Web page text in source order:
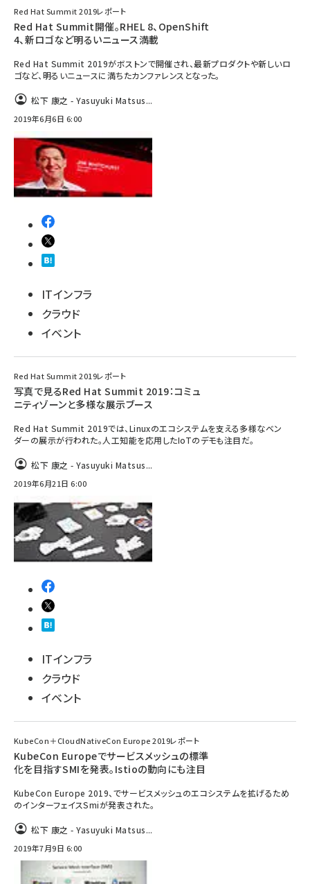
Red Hat Summit 2019レポート
Red Hat Summit開催。RHEL 8、OpenShift
4、新ロゴなど明るいニュース満載
Red Hat Summit 2019がボストンで開催され、最新プロダクトや新しいロ
ゴなど、明るいニュースに満ちたカンファレンスとなった。
松下 康之 - Yasuyuki Matsus...
2019年6月6日 6:00
ITインフラ
クラウド
イベント
Red Hat Summit 2019レポート
写真で見るRed Hat Summit 2019：コミュ
ニティゾーンと多様な展示ブース
Red Hat Summit 2019では、Linuxのエコシステムを支える多様なベン
ダーの展示が行われた。人工知能を応用したIoTのデモも注目だ。
松下 康之 - Yasuyuki Matsus...
2019年6月21日 6:00
ITインフラ
クラウド
イベント
KubeCon＋CloudNativeCon Europe 2019レポート
KubeCon Europeでサービスメッシュの標準
化を目指すSMIを発表。Istioの動向にも注目
KubeCon Europe 2019、でサービスメッシュのエコシステムを拡げるため
のインターフェイスSmiが発表された。
松下 康之 - Yasuyuki Matsus...
2019年7月9日 6:00